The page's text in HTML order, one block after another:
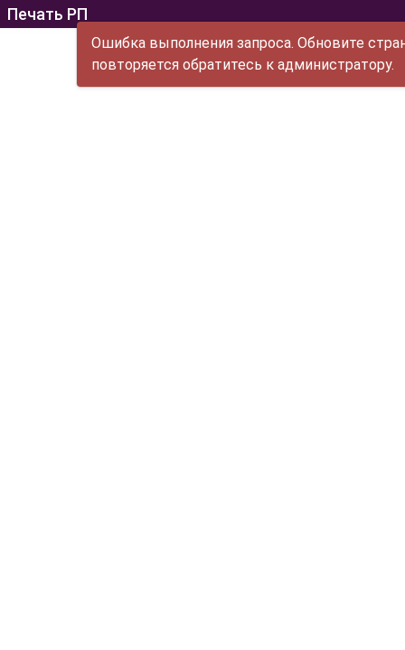
Печать РП
Ошибка выполнения запроса. Обновите
повторяется обратитесь к администратору.